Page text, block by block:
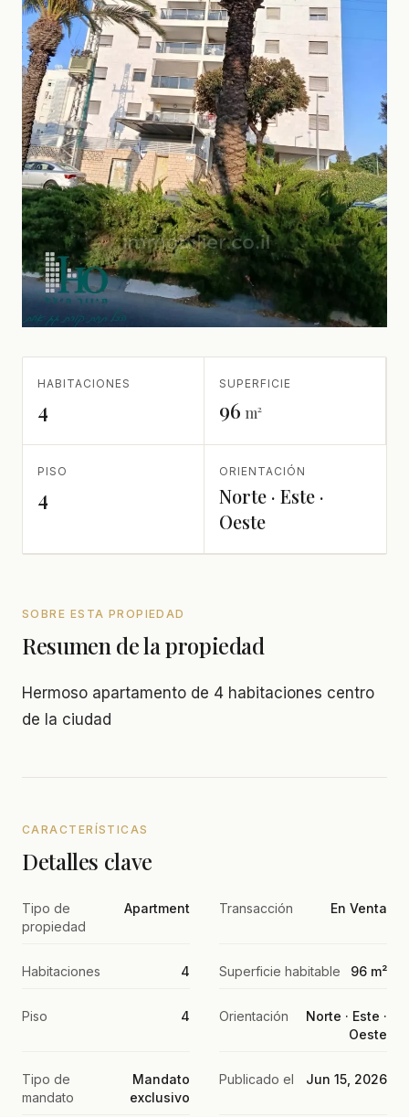
HABITACIONES
4
SUPERFICIE
96 m²
PISO
4
ORIENTACIÓN
Norte · Este ·
Oeste
SOBRE ESTA PROPIEDAD
Resumen de la propiedad
Hermoso apartamento de 4 habitaciones centro
de la ciudad
CARACTERÍSTICAS
Detalles clave
Tipo de
propiedad
Apartment Transacción En Venta
Habitaciones 4 Superficie habitable 96 m²
Piso 4 Orientación
Norte · Este ·
Oeste
Tipo de
mandato
Mandato
exclusivo
Publicado el Jun 15, 2026